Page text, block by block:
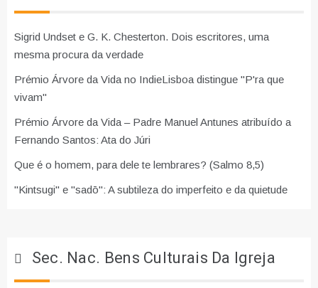
Sigrid Undset e G. K. Chesterton. Dois escritores, uma
mesma procura da verdade
Prémio Árvore da Vida no IndieLisboa distingue "P'ra que
vivam"
Prémio Árvore da Vida – Padre Manuel Antunes atribuído a
Fernando Santos: Ata do Júri
Que é o homem, para dele te lembrares? (Salmo 8,5)
"Kintsugi" e "sadō": A subtileza do imperfeito e da quietude
Sec. Nac. Bens Culturais Da Igreja